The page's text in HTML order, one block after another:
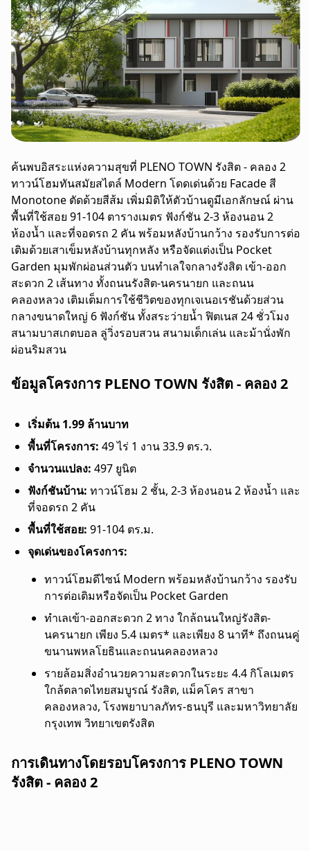
ค้นพบอิสระแห่งความสุขที่ PLENO TOWN รังสิต - คลอง 2
ทาวน์โฮมทันสมัยสไตล์ Modern โดดเด่นด้วย Facade สี
Monotone ตัดด้วยสีส้ม เพิ่มมิติให้ตัวบ้านดูมีเอกลักษณ์ ผ่าน
พื้นที่ใช้สอย 91-104 ตารางเมตร ฟังก์ชัน 2-3 ห้องนอน 2
ห้องน้ำ และที่จอดรถ 2 คัน พร้อมหลังบ้านกว้าง รองรับการต่อ
เติมด้วยเสาเข็มหลังบ้านทุกหลัง หรือจัดแต่งเป็น Pocket
Garden มุมพักผ่อนส่วนตัว บนทำเลใจกลางรังสิต เข้า-ออก
สะดวก 2 เส้นทาง ทั้งถนนรังสิต-นครนายก และถนน
คลองหลวง เติมเต็มการใช้ชีวิตของทุกเจเนอเรชันด้วยส่วน
กลางขนาดใหญ่ 6 ฟังก์ชัน ทั้งสระว่ายน้ำ ฟิตเนส 24 ชั่วโมง
สนามบาสเกตบอล ลู่วิ่งรอบสวน สนามเด็กเล่น และม้านั่งพัก
ผ่อนริมสวน
ข้อมูลโครงการ PLENO TOWN รังสิต - คลอง 2
เริ่มต้น 1.99 ล้านบาท
พื้นที่โครงการ: 49 ไร่ 1 งาน 33.9 ตร.ว.
จำนวนแปลง: 497 ยูนิต
ฟังก์ชันบ้าน: ทาวน์โฮม 2 ชั้น, 2-3 ห้องนอน 2 ห้องน้ำ และ
ที่จอดรถ 2 คัน
พื้นที่ใช้สอย: 91-104 ตร.ม.
จุดเด่นของโครงการ:
ทาวน์โฮมดีไซน์ Modern พร้อมหลังบ้านกว้าง รองรับ
การต่อเติมหรือจัดเป็น Pocket Garden
ทำเลเข้า-ออกสะดวก 2 ทาง ใกล้ถนนใหญ่รังสิต-
นครนายก เพียง 5.4 เมตร* และเพียง 8 นาที* ถึงถนนคู่
ขนานพหลโยธินและถนนคลองหลวง
รายล้อมสิ่งอำนวยความสะดวกในระยะ 4.4 กิโลเมตร
ใกล้ตลาดไทยสมบูรณ์ รังสิต, แม็คโคร สาขา
คลองหลวง, โรงพยาบาลภัทร-ธนบุรี และมหาวิทยาลัย
กรุงเทพ วิทยาเขตรังสิต
การเดินทางโดยรอบโครงการ PLENO TOWN
รังสิต - คลอง 2